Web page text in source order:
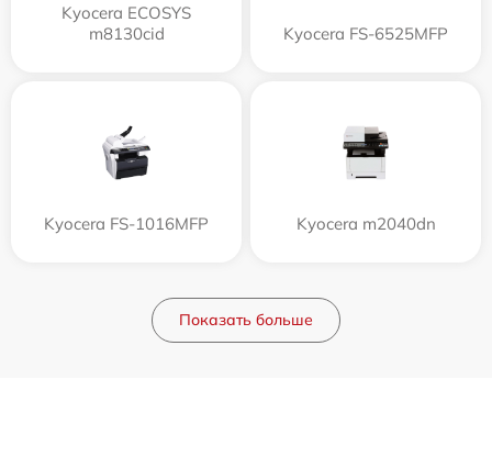
Kyocera ECOSYS
m8130cid
Kyocera FS-6525MFP
Kyocera FS-1016MFP Kyocera m2040dn
Показать больше